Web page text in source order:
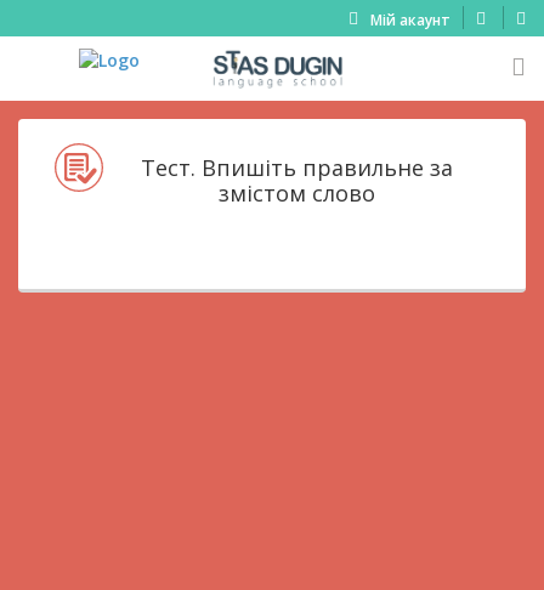
Мій акаунт
Тест. Впишіть правильне за
змістом слово